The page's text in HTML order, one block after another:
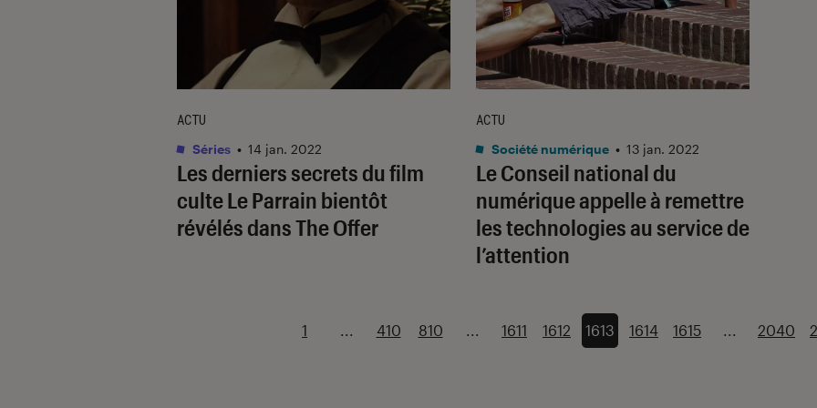
Les derniers secrets du film
culteLe Parrain bientôt
révélés dansThe Offer
ACTU
Séries • 14 jan. 2022
Le Conseil national du
numérique appelle à remettre
les technologies au service de
l’attention
ACTU
Société numérique • 13 jan. 2022
1 ... 410 810 ... 1611 1612 1613 1614 1615 ... 2040